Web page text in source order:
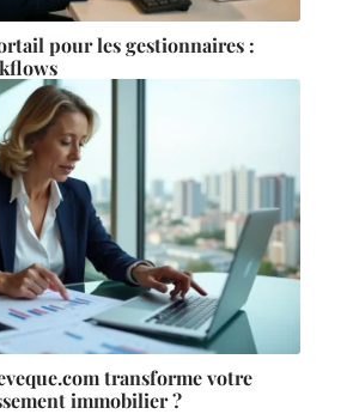
pour les gestionnaires :
transforme votre
immobilier ?